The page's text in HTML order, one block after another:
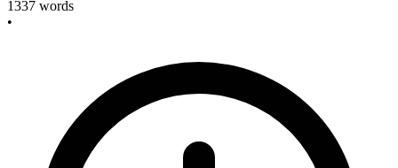
1337 words
•